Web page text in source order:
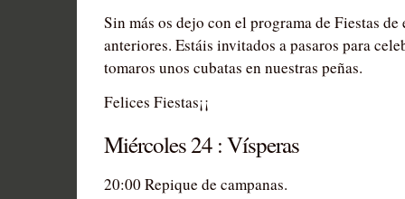
Sin más os dejo con el programa de Fiestas
anteriores. Estáis invitados a pasaros para
tomaros unos cubatas en nuestras peñas.
Felices Fiestas¡¡
Miércoles 24 : Vísperas
20:00 Repique de campanas.